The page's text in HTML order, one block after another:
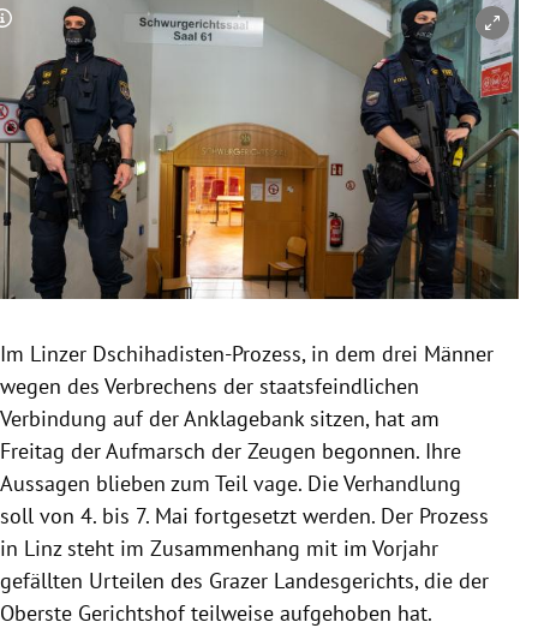
Untermenü
Untermenü
Untermenü
Untermenü
Untermenü
Untermenü
Copyright-Hinweis öffnen/schließen
Im Linzer Dschihadisten-Prozess, in dem drei Männer
wegen des Verbrechens der staatsfeindlichen
Verbindung auf der Anklagebank sitzen, hat am
Freitag der Aufmarsch der Zeugen begonnen. Ihre
Aussagen blieben zum Teil vage. Die Verhandlung
soll von 4. bis 7. Mai fortgesetzt werden. Der Prozess
in Linz steht im Zusammenhang mit im Vorjahr
gefällten Urteilen des Grazer Landesgerichts, die der
Oberste Gerichtshof teilweise aufgehoben hat.